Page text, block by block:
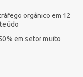
orgânico em 12
em setor muito